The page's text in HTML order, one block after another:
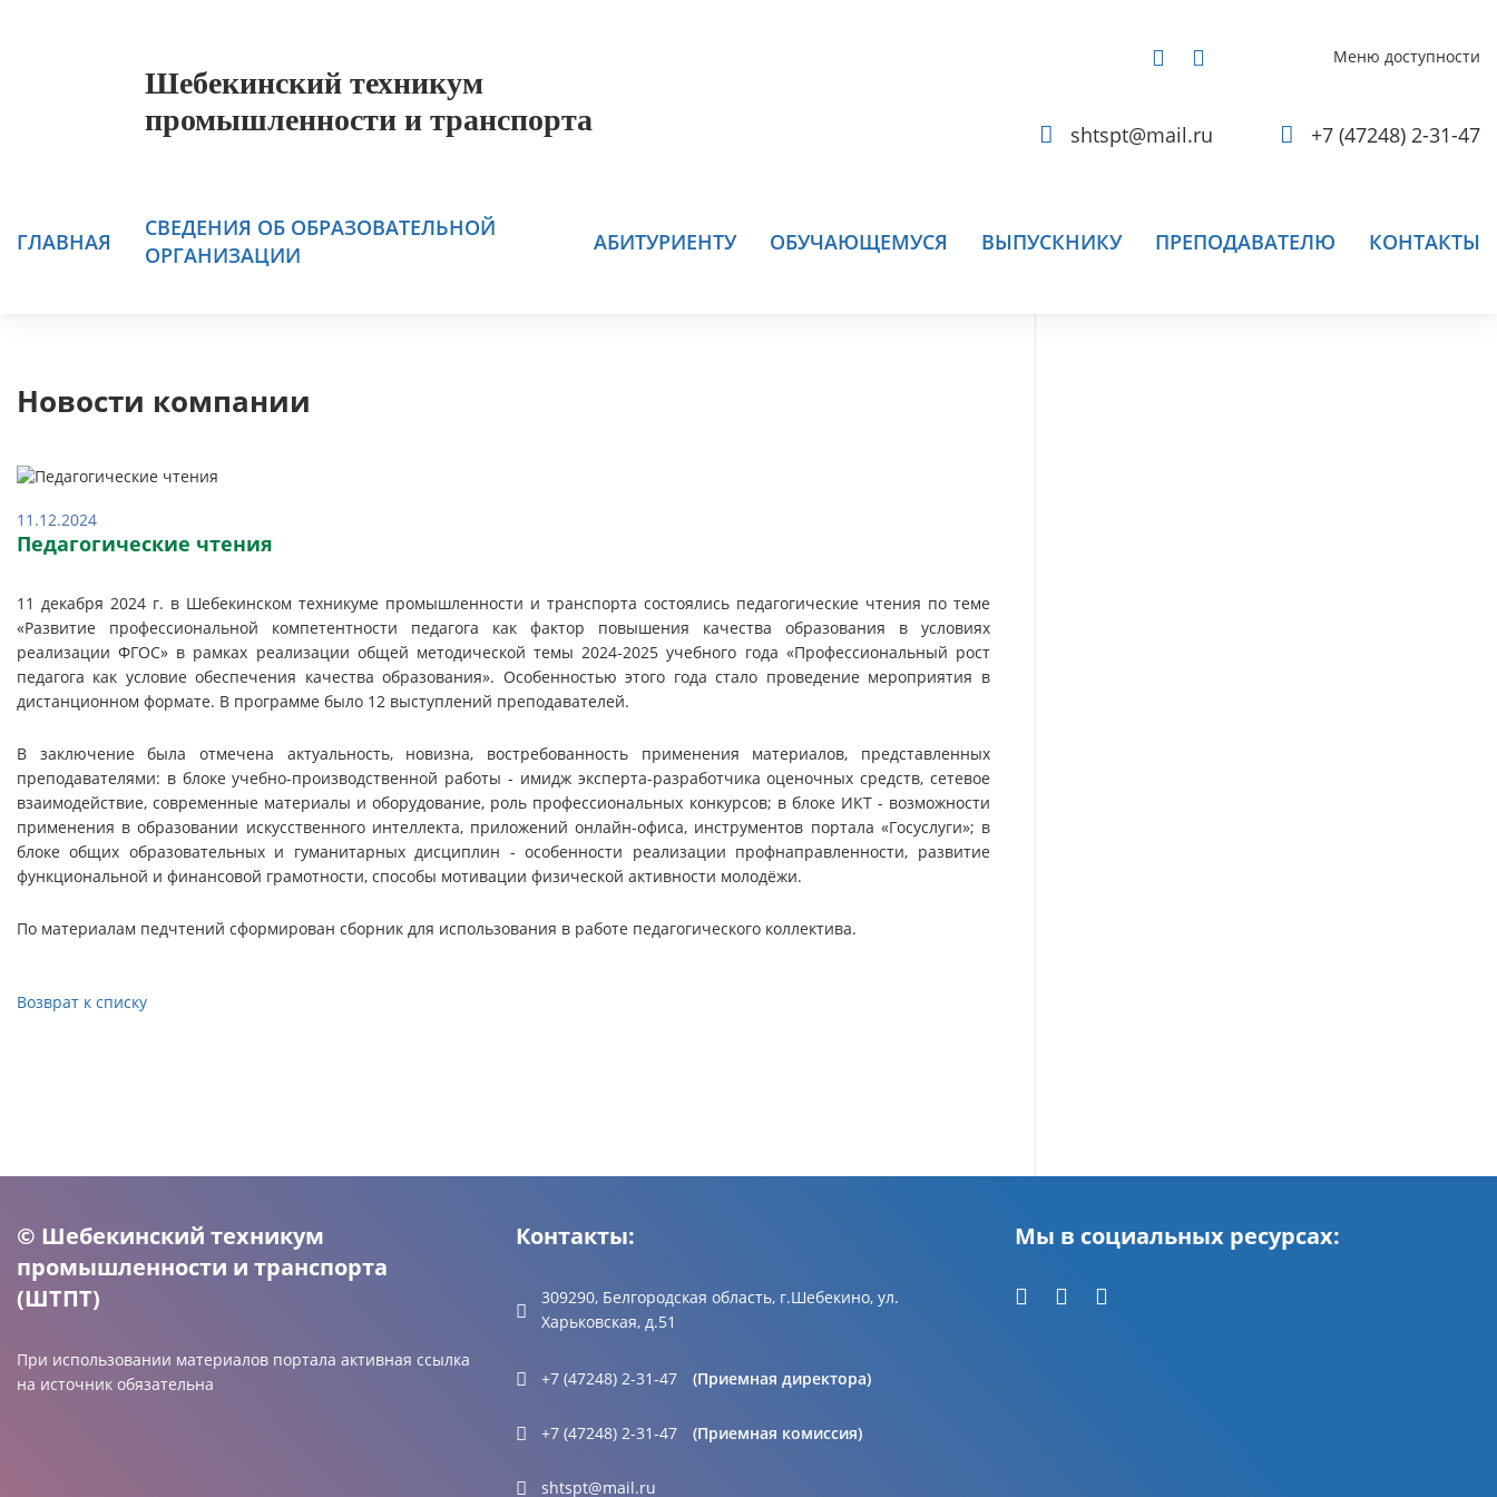
Шебекинский техникум
промышленности и транспорта
Меню доступности
shtspt@mail.ru +7 (47248) 2-31-47
ГЛАВНАЯ
СВЕДЕНИЯ ОБ ОБРАЗОВАТЕЛЬНОЙ
ОРГАНИЗАЦИИ
АБИТУРИЕНТУ ОБУЧАЮЩЕМУСЯ ВЫПУСКНИКУ ПРЕПОДАВАТЕЛЮ КОНТАКТЫ
Новости компании
11.12.2024
Педагогические чтения
11 декабря 2024 г. в Шебекинском техникуме промышленности и транспорта состоялись педагогические чтения по теме
«Развитие профессиональной компетентности педагога как фактор повышения качества образования в условиях
реализации ФГОС» в рамках реализации общей методической темы 2024-2025 учебного года «Профессиональный рост
педагога как условие обеспечения качества образования». Особенностью этого года стало проведение мероприятия в
дистанционном формате. В программе было 12 выступлений преподавателей.
В заключение была отмечена актуальность, новизна, востребованность применения материалов, представленных
преподавателями: в блоке учебно-производственной работы - имидж эксперта-разработчика оценочных средств, сетевое
взаимодействие, современные материалы и оборудование, роль профессиональных конкурсов; в блоке ИКТ - возможности
применения в образовании искусственного интеллекта, приложений онлайн-офиса, инструментов портала «Госуслуги»; в
блоке общих образовательных и гуманитарных дисциплин - особенности реализации профнаправленности, развитие
функциональной и финансовой грамотности, способы мотивации физической активности молодёжи.
По материалам педчтений сформирован сборник для использования в работе педагогического коллектива.
Возврат к списку
© Шебекинский техникум
промышленности и транспорта
(ШТПТ)
При использовании материалов портала активная ссылка
на источник обязательна
Контакты:
309290, Белгородская область, г.Шебекино, ул.
Харьковская, д.51
+7 (47248) 2-31-47 (Приемная директора)
+7 (47248) 2-31-47 (Приемная комиссия)
shtspt@mail.ru
Мы в социальных ресурсах: